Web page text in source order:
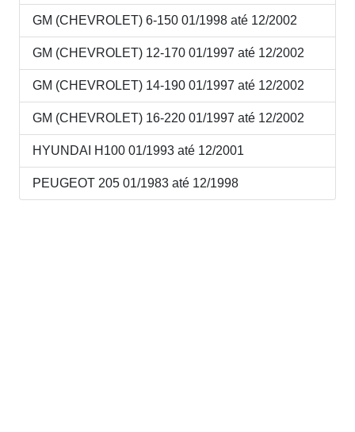
GM (CHEVROLET) 6-150 01/1998 até 12/2002
GM (CHEVROLET) 12-170 01/1997 até 12/2002
GM (CHEVROLET) 14-190 01/1997 até 12/2002
GM (CHEVROLET) 16-220 01/1997 até 12/2002
HYUNDAI H100 01/1993 até 12/2001
PEUGEOT 205 01/1983 até 12/1998